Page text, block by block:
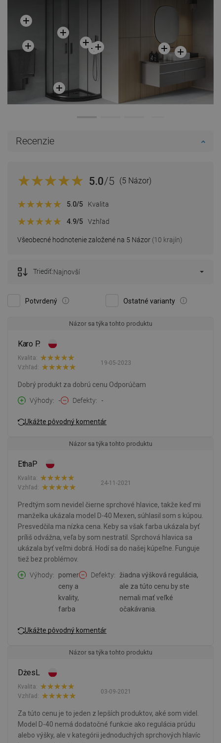
Recenzie
5.0/5 (5 Názor)
Všeobecné hodnotenie založené na 5 Názor (10 krajín)
5.0/5 Kvalita
4.9/5 Vzhľad
Potvrdený Ostatné varianty
Triediť:Najnovší
Názor sa týka tohto produktu
Karo P.
19-05-2023
Kvalita:
Vzhľad:
Dobrý produkt za dobrú cenu Odporúčam
Výhody
- Defekty -
Ukážte pôvodný komentár
Názor sa týka tohto produktu
EthaP
24-11-2021
Kvalita:
Vzhľad:
Predtým som nevidel čierne sprchové hlavice, takže keď mi
manželka ukázala model D-40 Mexen, súhlasil som s kúpou.
Presvedčila ma nízka cena. Keby sa však farba ukázala byť
príliš odvážna, veľa by som nestratil. Sprchová hlavica sa
ukázala byť veľmi dobrá. Hodí sa do našej kúpeľne. Funguje
tiež bez problémov.
Výhody
pomer
ceny a
kvality,
farba
Defekty
žiadna výšková regulácia,
ale za túto cenu by ste
nemali mať veľké
očakávania.
Ukážte pôvodný komentár
Názor sa týka tohto produktu
DżesL
03-09-2021
Kvalita:
Vzhľad:
Za túto cenu je to jeden z lepších produktov, aké som videl.
Model D-40 nemá dodatočné funkcie ako regulácia prúdu
alebo výšky, ale v kategórii jednoduchých sprchových hlavíc